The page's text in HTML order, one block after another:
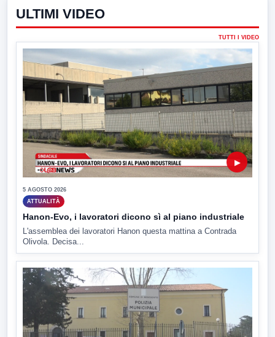
ULTIMI VIDEO
TUTTI I VIDEO
▶
5 AGOSTO 2026
ATTUALITÀ
Hanon-Evo, i lavoratori dicono sì al piano industriale
L'assemblea dei lavoratori Hanon questa mattina a Contrada
Olivola. Decisa...